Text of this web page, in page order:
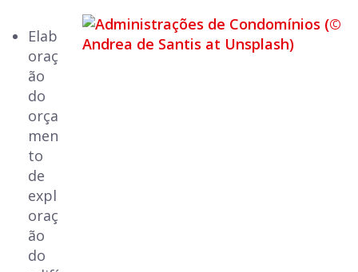
Elab
oraç
ão
do
orça
men
to
de
expl
oraç
ão
do